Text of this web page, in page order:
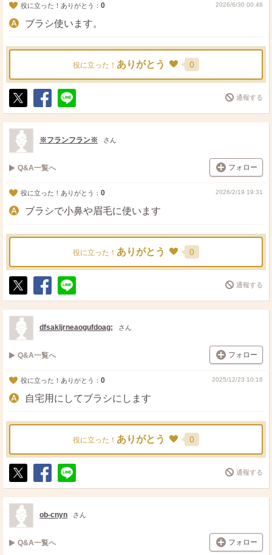
役に立った！ありがとう： 0 2026/6/30 00:48
ブラシ使います。
役に立った！ ありがとう 0
ポ
ス
ト
シ
ェ
送
る
通報する
※フランフラン※ さん
Q&A一覧へ フォロー
役に立った！ありがとう： 0 2026/2/19 19:31
ブラシで小鼻や眉毛に使います
役に立った！ ありがとう 0
ポ
ス
ト
シ
ェ
送
る
通報する
dfsakljrneaogufdoag; さん
Q&A一覧へ フォロー
役に立った！ありがとう： 0 2025/12/23 10:16
自宅用にしてブラシにします
役に立った！ ありがとう 0
ポ
ス
ト
シ
ェ
送
る
通報する
ob-cnyn さん
Q&A一覧へ フォロー